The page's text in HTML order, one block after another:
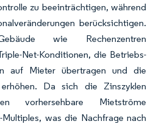
zu beeinträchtigen, während
berücksichtigen.
wie Rechenzentren
Net-Konditionen, die Betriebs-
auf Mieter übertragen und die
Da sich die Zinszyklen
vorhersehbare Mietströme
was die Nachfrage nach